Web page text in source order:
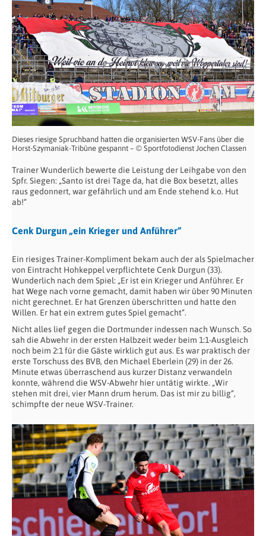
Dieses riesige Spruchband hatten die organisierten WSV-Fans über die
Horst-Szymaniak-Tribüne gespannt – © Sportfotodienst Jochen Classen
Trainer Wunderlich bewerte die Leistung der Leihgabe von den
Spfr. Siegen: „Santo ist drei Tage da, hat die Box besetzt, alles
raus gedonnert, war gefährlich und am Ende stehend k.o. Hut
ab!“
Cenk Durgun „ein Krieger und Anführer“
Ein riesiges Trainer-Kompliment bekam auch der als Spielmacher
von Eintracht Hohkeppel verpflichtete Cenk Durgun (33).
Wunderlich nach dem Spiel: „Er ist ein Krieger und Anführer. Er
hat Wege nach vorne gemacht, damit haben wir über 90 Minuten
nicht gerechnet. Er hat Grenzen überschritten und hatte den
Willen. Er hat ein extrem gutes Spiel gemacht“.
Nicht alles lief gegen die Dortmunder indessen nach Wunsch. So
sah die Abwehr in der ersten Halbzeit weder beim 1:1-Ausgleich
noch beim 2:1 für die Gäste wirklich gut aus. Es war praktisch der
erste Torschuss des BVB, den Michael Eberlein (29) in der 26.
Minute etwas überraschend aus kurzer Distanz verwandeln
konnte, während die WSV-Abwehr hier untätig wirkte. „Wir
stehen mit drei, vier Mann drum herum. Das ist mir zu billig“,
schimpfte der neue WSV-Trainer.